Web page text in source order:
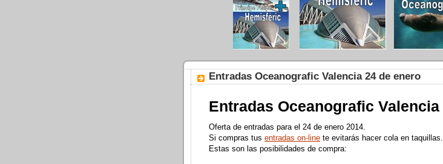
Entradas Oceanografic Valencia 24 de enero
Entradas Oceanografic Valencia
Oferta de entradas para el 24 de enero 2014.
Si compras tus entradas on-line te evitarás hacer cola en taquillas.
Estas son las posibilidades de compra: